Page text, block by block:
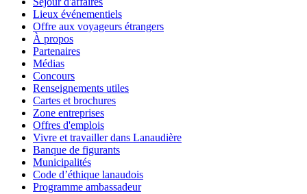
Lieux événementiels
Offre aux voyageurs étrangers
À propos
Partenaires
Médias
Concours
Renseignements utiles
Cartes et brochures
Zone entreprises
Offres d'emplois
Vivre et travailler dans Lanaudière
Banque de figurants
Municipalités
Code d’éthique lanaudois
Programme ambassadeur